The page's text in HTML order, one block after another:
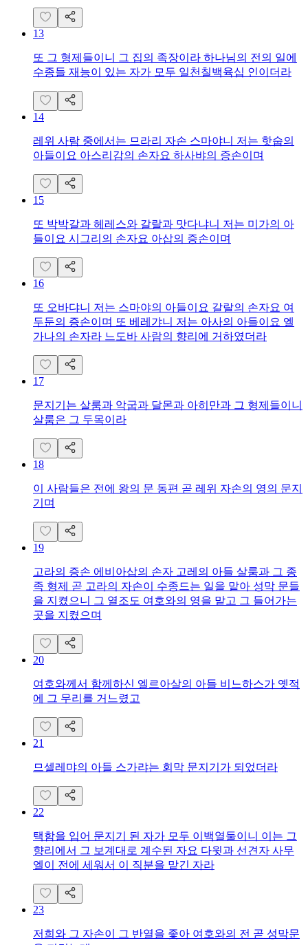
13
또 그 형제들이니 그 집의 족장이라 하나님의 전의 일에
수종들 재능이 있는 자가 모두 일천칠백육십 인이더라
14
레위 사람 중에서는 므라리 자손 스마야니 저는 핫숩의
아들이요 아스리감의 손자요 하사뱌의 증손이며
15
또 박박갈과 헤레스와 갈랄과 맛다냐니 저는 미가의 아
들이요 시그리의 손자요 아삽의 증손이며
16
또 오바댜니 저는 스마야의 아들이요 갈랄의 손자요 여
두둔의 증손이며 또 베레갸니 저는 아사의 아들이요 엘
가나의 손자라 느도바 사람의 향리에 거하였더라
17
문지기는 살룸과 악굽과 달몬과 아히만과 그 형제들이니
살룸은 그 두목이라
18
이 사람들은 전에 왕의 문 동편 곧 레위 자손의 영의 문지
기며
19
고라의 증손 에비아삽의 손자 고레의 아들 살룸과 그 종
족 형제 곧 고라의 자손이 수종드는 일을 맡아 성막 문들
을 지켰으니 그 열조도 여호와의 영을 맡고 그 들어가는
곳을 지켰으며
20
여호와께서 함께하신 엘르아살의 아들 비느하스가 옛적
에 그 무리를 거느렸고
21
므셀레먀의 아들 스가랴는 회막 문지기가 되었더라
22
택함을 입어 문지기 된 자가 모두 이백열둘이니 이는 그
향리에서 그 보계대로 계수된 자요 다윗과 선견자 사무
엘이 전에 세워서 이 직분을 맡긴 자라
23
저희와 그 자손이 그 반열을 좇아 여호와의 전 곧 성막문